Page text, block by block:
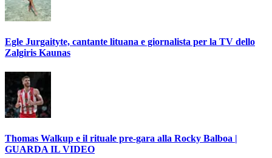
Egle Jurgaityte, cantante lituana e giornalista per la TV dello
Zalgiris Kaunas
Thomas Walkup e il rituale pre-gara alla Rocky Balboa |
GUARDA IL VIDEO